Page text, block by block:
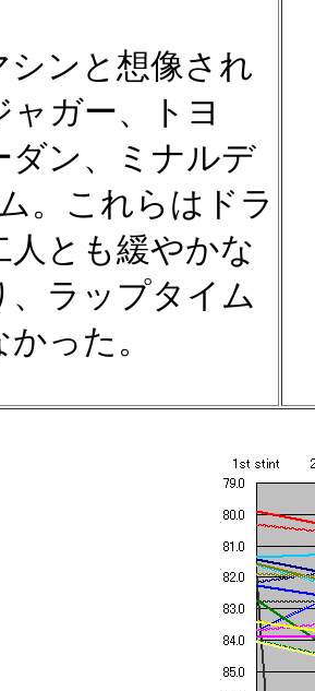
シンと想像され
ャガー、トヨ
ダン、ミナルデ
。これらはドラ
人とも緩やかな
、ラップタイム
った。